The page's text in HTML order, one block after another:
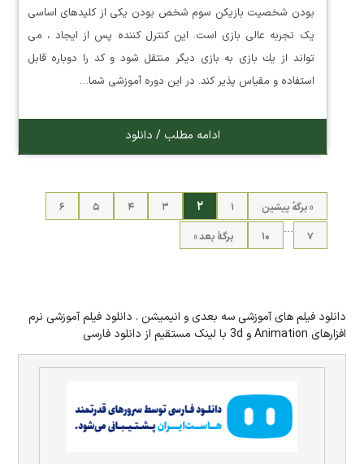
بودن شخصیت بازیکن سوم شخص بودن یکی از کلیدهای اساسی
یک تجربه عالی بازی است. این كنترل كننده پس از ایجاد ، می
تواند از یك بازی به بازی دیگر منتقل شود و كد را دوباره قابل
استفاده و مقیاس پذیر كند. در این دوره آموزشی شما…
ادامه مطلب / دانلود
« برگه‌ٔ پیشین ۱ ۲ ۳ ۴ ۵
۶
۷
…
۱۰ برگهٔ بعد »
دانلود فیلم های آموزشی سه بعدی و انیمیشن . دانلود فیلم آموزشی نرم
افزارهای Animation و 3d با لینک مستقیم از دانلود فارسی